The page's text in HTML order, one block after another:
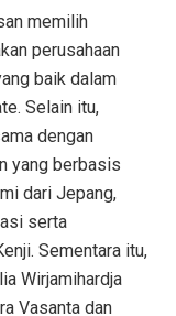
memilih
perusahaan
baik dalam
Selain itu,
dengan
yang berbasis
dari Jepang,
serta
. Sementara itu,
Wirjamihardja
Vasanta dan